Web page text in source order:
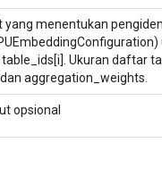
yang menentukan
Ukuran daftar
aggregation_weights.
opsional